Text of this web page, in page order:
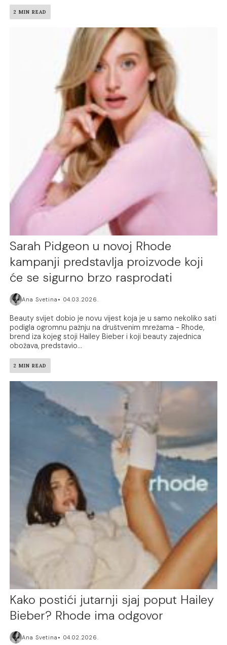
2 MIN READ
Sarah Pidgeon u novoj Rhode
kampanji predstavlja proizvode koji
će se sigurno brzo rasprodati
Ana Svetina 04.03.2026.
Beauty svijet dobio je novu vijest koja je u samo nekoliko sati
podigla ogromnu pažnju na društvenim mrežama - Rhode,
brend iza kojeg stoji Hailey Bieber i koji beauty zajednica
obožava, predstavio...
2 MIN READ
Kako postići jutarnji sjaj poput Hailey
Bieber? Rhode ima odgovor
Ana Svetina 04.02.2026.